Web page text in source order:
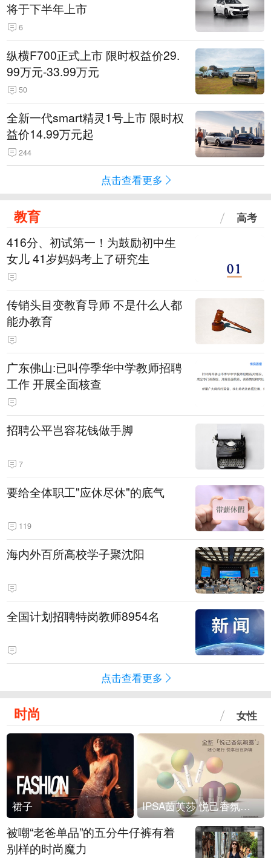
将于下半年上市
6
纵横F700正式上市 限时权益价29.
99万元-33.99万元
50
全新一代smart精灵1号上市 限时权
益价14.99万元起
244
点击查看更多
教育 高考
416分、初试第一！为鼓励初中生
女儿 41岁妈妈考上了研究生
传销头目变教育导师 不是什么人都
能办教育
广东佛山:已叫停季华中学教师招聘
工作 开展全面核查
招聘公平岂容花钱做手脚
7
要给全体职工"应休尽休"的底气
119
海内外百所高校学子聚沈阳
全国计划招聘特岗教师8954名
点击查看更多
时尚 女性
裙子 IPSA茵芙莎 悦己香氛凝露上市
被嘲“老爸单品”的五分牛仔裤有着
别样的时尚魔力